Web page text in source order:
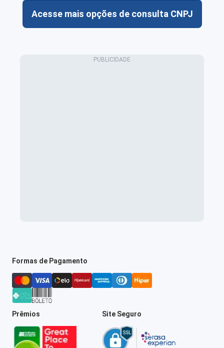
Acesse mais opções de consulta CNPJ
Formas de Pagamento
Prêmios Site Seguro